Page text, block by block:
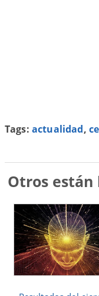
Tags: actualidad,
Otros están